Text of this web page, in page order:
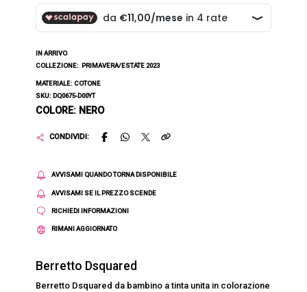
IN ARRIVO
COLLEZIONE: PRIMAVERA/ESTATE 2023
MATERIALE: COTONE
SKU: DQ0675-D00YT
COLORE: NERO
CONDIVIDI:
AVVISAMI QUANDO TORNA DISPONIBILE
AVVISAMI SE IL PREZZO SCENDE
RICHIEDI INFORMAZIONI
RIMANI AGGIORNATO
Berretto Dsquared
Berretto Dsquared da bambino a tinta unita in colorazione